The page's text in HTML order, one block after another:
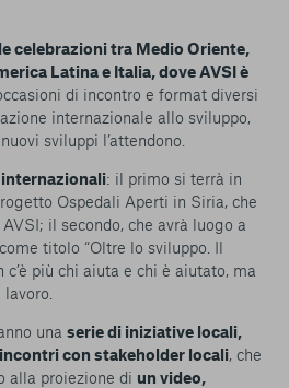
celebrazioni tra Medio Oriente,
Latina e Italia, dove AVSI è
di incontro e format diversi
internazionale allo sviluppo,
sviluppi l’attendono.
: il primo si terrà in
Ospedali Aperti in Siria, che
il secondo, che avrà luogo a
titolo “Oltre lo sviluppo. Il
più chi aiuta e chi è aiutato, ma
una serie di iniziative locali,
con stakeholder locali, che
alla proiezione di un video,